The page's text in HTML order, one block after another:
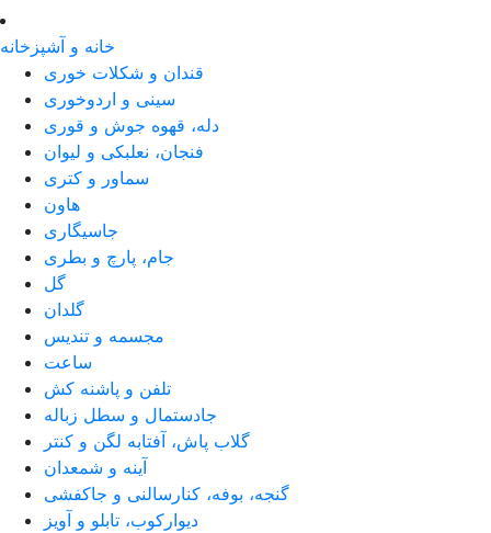
خانه و آشپزخانه
قندان و شکلات خوری
سینی و اردوخوری
دله، قهوه جوش و قوری
فنجان، نعلبکی و لیوان
سماور و کتری
هاون
جاسیگاری
جام، پارچ و بطری
گل
گلدان
مجسمه و تندیس
ساعت
تلفن و پاشنه کش
جادستمال و سطل زباله
گلاب پاش، آفتابه لگن و کنتر
آینه و شمعدان
گنجه، بوفه، کنارسالنی و جاکفشی
دیوارکوب، تابلو و آویز